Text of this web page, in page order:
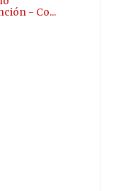
- Co...